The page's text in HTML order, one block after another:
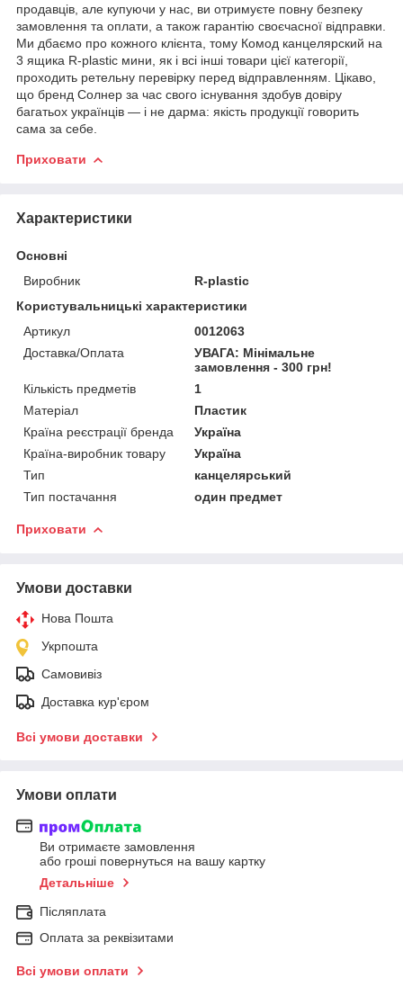
продавців, але купуючи у нас, ви отримуєте повну безпеку
замовлення та оплати, а також гарантію своєчасної відправки.
Ми дбаємо про кожного клієнта, тому Комод канцелярский на
3 ящика R-plastic мини, як і всі інші товари цієї категорії,
проходить ретельну перевірку перед відправленням. Цікаво,
що бренд Солнер за час свого існування здобув довіру
багатьох українців — і не дарма: якість продукції говорить
сама за себе.
Приховати
Характеристики
Основні
Виробник
R-plastic
Користувальницькі характеристики
Артикул
0012063
Доставка/Оплата
УВАГА: Мінімальне
замовлення - 300 грн!
Кількість предметів
1
Матеріал
Пластик
Країна реєстрації бренда
Україна
Країна-виробник товару
Україна
Тип
канцелярський
Тип постачання
один предмет
Приховати
Умови доставки
Нова Пошта
Укрпошта
Самовивіз
Доставка кур'єром
Всі умови доставки
Умови оплати
Ви отримаєте замовлення
або гроші повернуться на вашу картку
Детальніше
Післяплата
Оплата за реквізитами
Всі умови оплати